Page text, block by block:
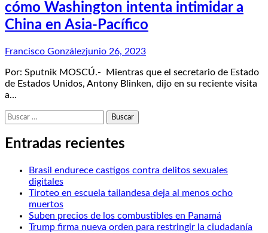
cómo Washington intenta intimidar a
China en Asia-Pacífico
Francisco Gonzálezjunio 26, 2023
Por: Sputnik MOSCÚ.- Mientras que el secretario de Estado
de Estados Unidos, Antony Blinken, dijo en su reciente visita
a…
Buscar:
Entradas recientes
Brasil endurece castigos contra delitos sexuales
digitales
Tiroteo en escuela tailandesa deja al menos ocho
muertos
Suben precios de los combustibles en Panamá
Trump firma nueva orden para restringir la ciudadanía